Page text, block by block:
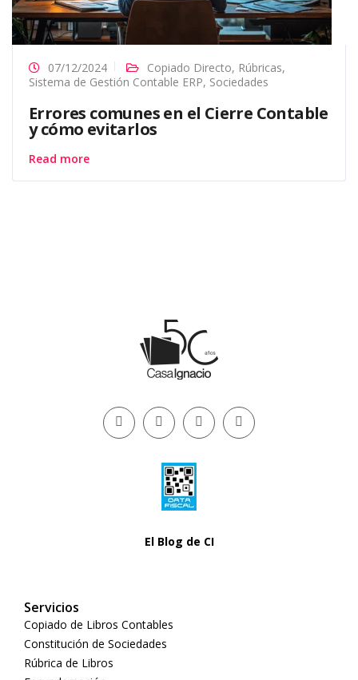
07/12/2024 Copiado Directo, Rúbricas,
Sistema de Gestión Contable ERP, Sociedades
Errores comunes en el Cierre Contable
y cómo evitarlos
Read more
El Blog de CI
Servicios
Copiado de Libros Contables
Constitución de Sociedades
Rúbrica de Libros